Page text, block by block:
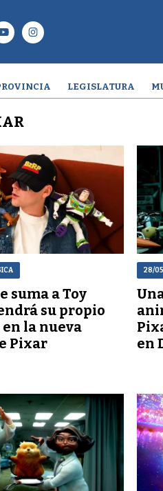
LEGISLATURA
suma a Toy
su propio
la nueva
Pixar
28/05
en